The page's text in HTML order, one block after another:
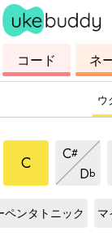
ク
レ
コード
コ
ー
ド
ネ
ウ
C
ペルシアスケール
C#
ペルシア
Db
ペル
ペンタトニック
マ